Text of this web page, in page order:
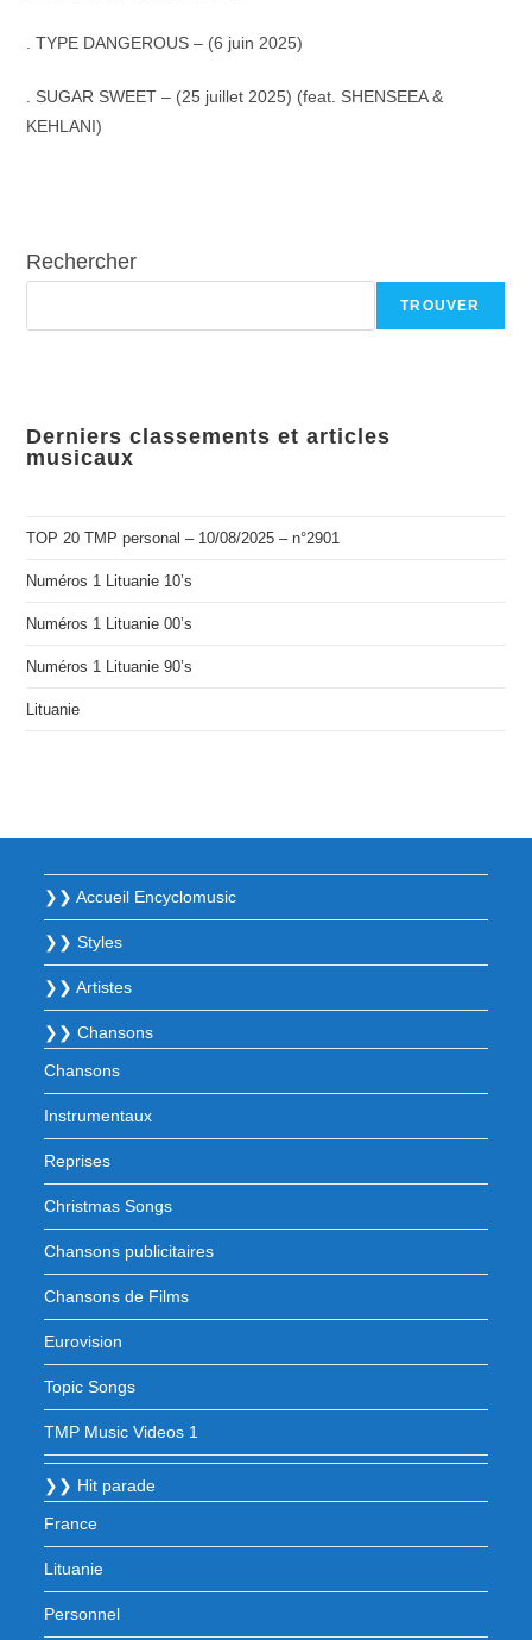
. TYPE DANGEROUS – (6 juin 2025)
. SUGAR SWEET – (25 juillet 2025) (feat. SHENSEEA &
KEHLANI)
Rechercher
TROUVER
Derniers classements et articles
musicaux
TOP 20 TMP personal – 10/08/2025 – n°2901
Numéros 1 Lituanie 10’s
Numéros 1 Lituanie 00’s
Numéros 1 Lituanie 90’s
Lituanie
❯❯ Accueil Encyclomusic
❯❯ Styles
❯❯ Artistes
❯❯ Chansons
Chansons
Instrumentaux
Reprises
Christmas Songs
Chansons publicitaires
Chansons de Films
Eurovision
Topic Songs
TMP Music Videos 1
❯❯ Hit parade
France
Lituanie
Personnel